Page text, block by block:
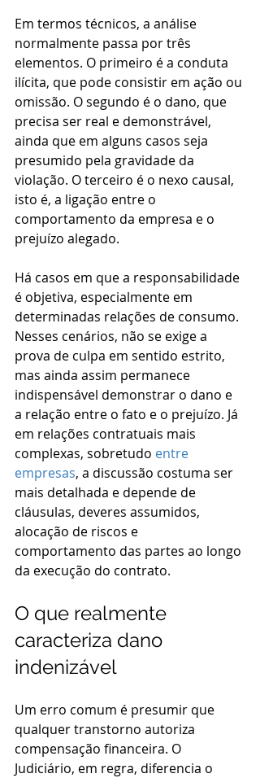
Em termos técnicos, a análise
normalmente passa por três
elementos. O primeiro é a conduta
ilícita, que pode consistir em ação ou
omissão. O segundo é o dano, que
precisa ser real e demonstrável,
ainda que em alguns casos seja
presumido pela gravidade da
violação. O terceiro é o nexo causal,
isto é, a ligação entre o
comportamento da empresa e o
prejuízo alegado.
Há casos em que a responsabilidade
é objetiva, especialmente em
determinadas relações de consumo.
Nesses cenários, não se exige a
prova de culpa em sentido estrito,
mas ainda assim permanece
indispensável demonstrar o dano e
a relação entre o fato e o prejuízo. Já
em relações contratuais mais
complexas, sobretudo entre
empresas, a discussão costuma ser
mais detalhada e depende de
cláusulas, deveres assumidos,
alocação de riscos e
comportamento das partes ao longo
da execução do contrato.
O que realmente
caracteriza dano
indenizável
Um erro comum é presumir que
qualquer transtorno autoriza
compensação financeira. O
Judiciário, em regra, diferencia o